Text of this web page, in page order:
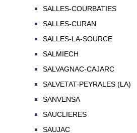
SALLES-COURBATIES
SALLES-CURAN
SALLES-LA-SOURCE
SALMIECH
SALVAGNAC-CAJARC
SALVETAT-PEYRALES (LA)
SANVENSA
SAUCLIERES
SAUJAC